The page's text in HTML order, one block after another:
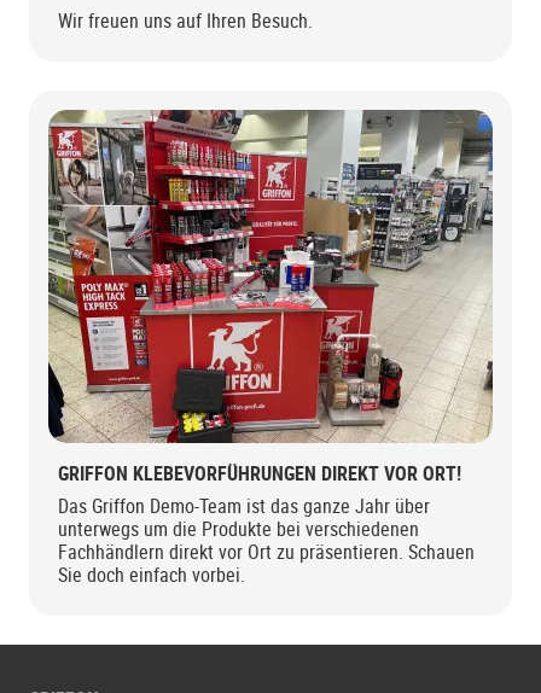
Wir freuen uns auf Ihren Besuch.
GRIFFON KLEBEVORFÜHRUNGEN DIREKT VOR ORT!
Das Griffon Demo-Team ist das ganze Jahr über
unterwegs um die Produkte bei verschiedenen
Fachhändlern direkt vor Ort zu präsentieren. Schauen
Sie doch einfach vorbei.